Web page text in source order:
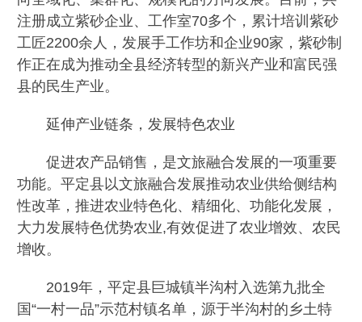
注册成立紫砂企业、工作室70多个，累计培训紫砂
工匠2200余人，发展手工作坊和企业90家，紫砂制
作正在成为推动全县经济转型的新兴产业和富民强
县的民生产业。
延伸产业链条，发展特色农业
促进农产品销售，是文旅融合发展的一项重要
功能。平定县以文旅融合发展推动农业供给侧结构
性改革，推进农业特色化、精细化、功能化发展，
大力发展特色优势农业,有效促进了农业增效、农民
增收。
2019年，平定县巨城镇半沟村入选第九批全
国“一村一品”示范村镇名单，源于半沟村的乡土特